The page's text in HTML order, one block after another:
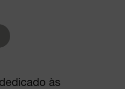
às